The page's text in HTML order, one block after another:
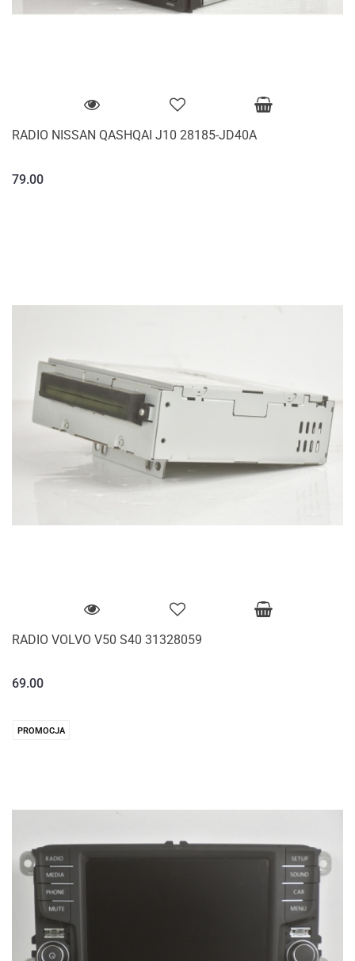
RADIO NISSAN QASHQAI J10 28185-JD40A
79.00
RADIO VOLVO V50 S40 31328059
69.00
PROMOCJA